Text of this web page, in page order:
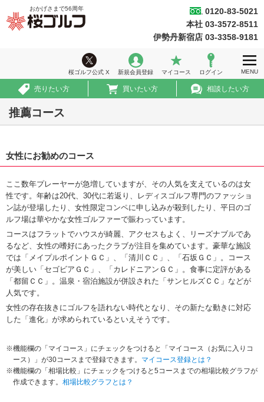
ホーム
ウィークリー情報
ゴルフ会員権情報
法人のお客様
会社案内
採用情報
おかげさまで56 周年
桜ゴルフ公式 X 新規会員登録 マイコース ログイン MENU
0120-83-5021
本社 03-3572-8511
伊勢丹新宿店 03-3358-9181
売りたい方 買いたい方 相談したい方
推薦コース
女性にお勧めのコース
ここ数年プレーヤーが急増していますが、その人気を支えているのは女
性です。年齢は20代、30代に若返り、レディスゴルフ専門のファッショ
ン誌が登場したり、女性限定コンペに申し込みが殺到したり、平日のゴ
ルフ場は華やかな女性ゴルファーで賑わっています。
コースはフラットでハウスが綺麗、アクセスもよく、リーズナブルであ
るなど、女性の嗜好にあったクラブが注目を集めています。豪華な施設
では「メイプルポイントＧＣ」、「清川ＣＣ」、「石坂ＧＣ」。コース
が美しい「セゴビアＧＣ」、「カレドニアンＧＣ」。食事に定評がある
「都留ＣＣ」。温泉・宿泊施設が併設された「サンヒルズＣＣ」などが
人気です。
女性の存在抜きにゴルフを語れない時代となり、その新たな動きに対応
した「進化」が求められているといえそうです。
※機能欄の「マイコース」にチェックをつけると「マイコース（お気に入りコ
ース）」が30コースまで登録できます。 マイコース登録とは？
※機能欄の「相場比較」にチェックをつけると5コースまでの相場比較グラフが
作成できます。 相場比較グラフとは？